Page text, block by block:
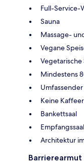
Full-Service-
Sauna
Massage-
Vegane
Mindestens
Keine
Bankettsaal
Empfangssaal
Architektur
Barrierearmut